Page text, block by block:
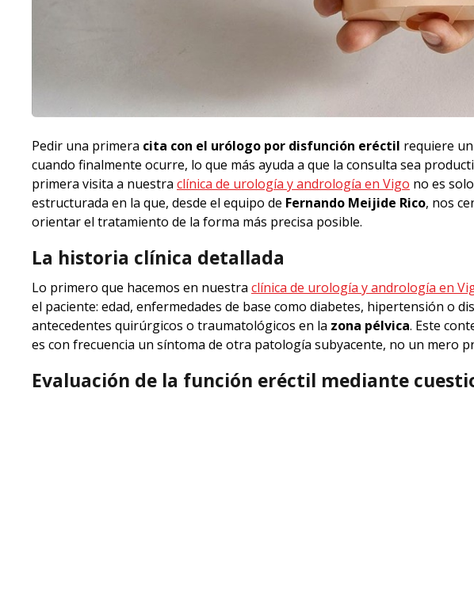
Pedir una primera cita con el urólogo por disfunción eréctil requiere
cuando finalmente ocurre, lo que más ayuda a que la consulta sea
primera visita a nuestra clínica de urología y andrología en Vigo no es
estructurada en la que, desde el equipo de Fernando Meijide Rico, nos
orientar el tratamiento de la forma más precisa posible.
La historia clínica detallada
Lo primero que hacemos en nuestra clínica de urología y andrología en
el paciente: edad, enfermedades de base como diabetes, hipertensión o
antecedentes quirúrgicos o traumatológicos en la zona pélvica. Este
es con frecuencia un síntoma de otra patología subyacente, no un mero
Evaluación de la función eréctil mediante